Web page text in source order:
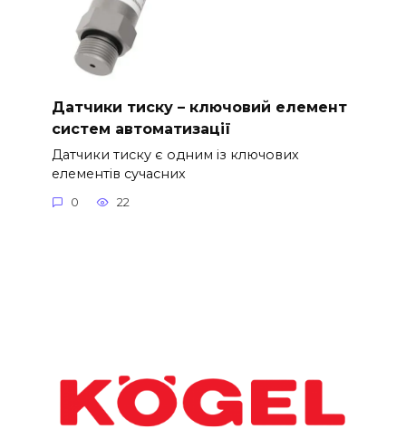
Датчики тиску – ключовий елемент
систем автоматизації
Датчики тиску є одним із ключових
елементів сучасних
0 22